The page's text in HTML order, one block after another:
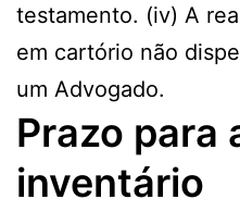
testamento. (iv) A
em cartório não
um Advogado.
Prazo para
inventário